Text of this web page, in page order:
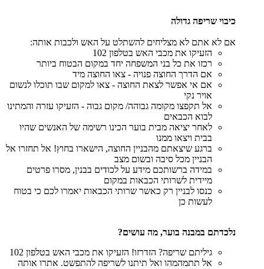
כיבוי שריפה גדולה
אם לא אתם לא מצליחים להשתלט על האש ולכבות אותה:
הזעיקו את מכבי האש בטלפון 102
רכזו את כל בני המשפחה יחד במקום הבטוח ביותר
אם הדרך החוצה פנויה - צאו החוצה מיד
אם אי אפשר לצאת החוצה - צאו למקום שבו תוכלו לנשום
אויר נקי
אל תקפצו מקומה גבוהה/ מקום גבוה - הזעיקו עזרה והמתינו
לבוא הכבאים
לאחר יציאה מבית בוער הכינו רשימה של האנשים שהיו
בבית ויצאו ממנו
ברגע שיצאתם מהבניין החוצה, הישארו בחוץ! אל תחזרו אל
הבניין מכל סיבה ובשום מצב
במידה ברשותכם מידע על לכודים בבנין, מסרו פרטים
מיידית לשרותי הכבאות במקום
כנסו לבניין רק כאשר שרותי הכבאות יאמרו לכם כי בטוח
לעשות כן
נלכדתם במבנה בוער, מה עושים?
גיליתם שריפה? הזדרזו! הזעיקו את מכבי האש בטלפון 102
אל תתמהמהו ואל תיתנו לשריפה להתפשט. אתרו אותה